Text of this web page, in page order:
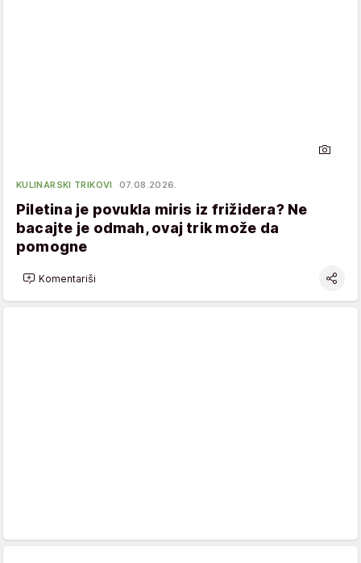
KULINARSKI TRIKOVI 07.08.2026.
Piletina je povukla miris iz frižidera? Ne
bacajte je odmah, ovaj trik može da
pomogne
Komentariši